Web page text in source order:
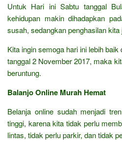
Untuk Hari ini Sabtu tanggal
kehidupan makin dihadapkan
susah, sedangkan penghasilan
Kita ingin semoga hari ini lebih
tanggal 2 November 2017, maka
beruntung.
Balanjo Online Murah Hemat
Belanja online sudah menjadi
tinggi, karena kita tidak perlu
lintas, tidak perlu parkir, dan tidak